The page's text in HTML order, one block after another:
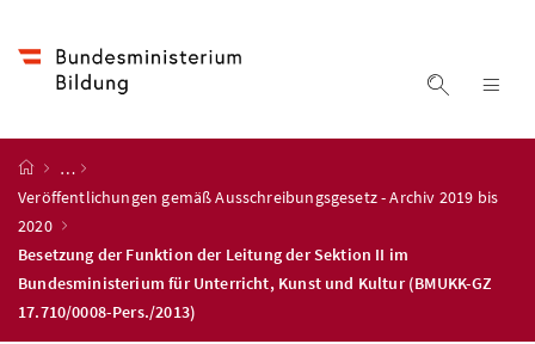
Suche
Startseite
…
Veröffentlichungen gemäß Ausschreibungsgesetz - Archiv 2019 bis
2020
Besetzung der Funktion der Leitung der Sektion II im
Bundesministerium für Unterricht, Kunst und Kultur (BMUKK-GZ
17.710/0008-Pers./2013)